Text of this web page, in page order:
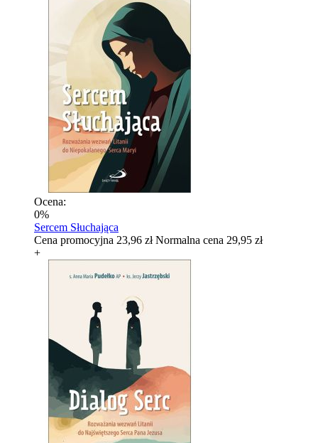
Ocena:
0%
Sercem Słuchająca
Cena promocyjna 23,96 zł Normalna cena 29,95 zł
+